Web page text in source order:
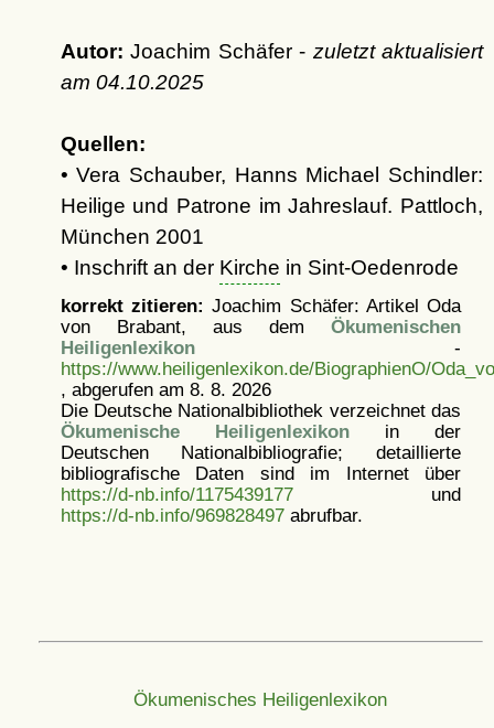
Autor: Joachim Schäfer - zuletzt aktualisiert
am 04.10.2025
Quellen:
• Vera Schauber, Hanns Michael Schindler:
Heilige und Patrone im Jahreslauf. Pattloch,
München 2001
• Inschrift an der Kirche in Sint-Oedenrode
korrekt zitieren: Joachim Schäfer: ArtikelOda
von Brabant, aus dem Ökumenischen
Heiligenlexikon-
https://www.heiligenlexikon.de/BiographienO/
, abgerufen am 8. 8. 2026
Die Deutsche Nationalbibliothek verzeichnet das
Ökumenische Heiligenlexikonin der
Deutschen Nationalbibliografie; detaillierte
bibliografische Daten sind im Internet über
https://d-nb.info/1175439177und
https://d-nb.info/969828497abrufbar.
Ökumenisches Heiligenlexikon